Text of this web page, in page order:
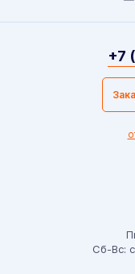
Сб-Вс:
+7